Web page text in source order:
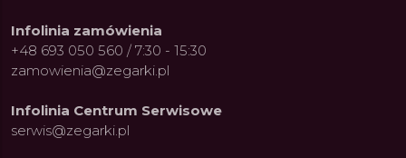
Infolinia zamówienia
+48 693 050 560 / 7:30 - 15:30
zamowienia@zegarki.pl
Infolinia Centrum Serwisowe
serwis@zegarki.pl